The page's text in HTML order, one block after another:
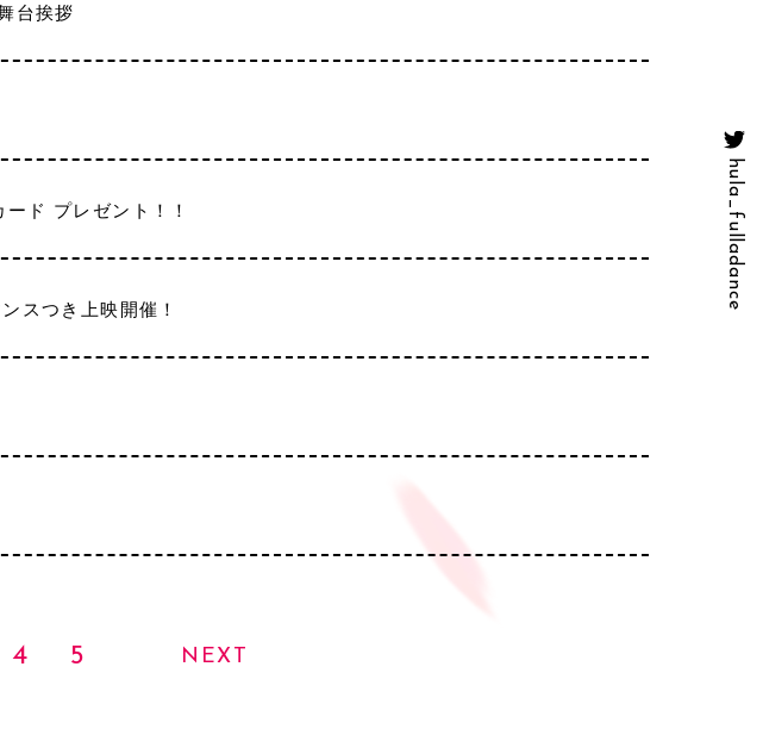
hula_fulladance
台挨拶
ド プレゼント！！
スつき上映開催！
4 5 NEXT